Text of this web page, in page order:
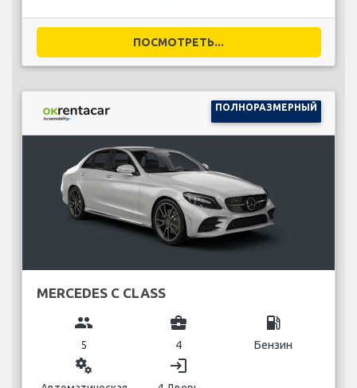
ПОСМОТРЕТЬ...
ПОЛНОРАЗМЕРНЫЙ
MERCEDES C CLASS
group
5
business_center
4
local_gas_station
Бензин
miscellaneous_services login